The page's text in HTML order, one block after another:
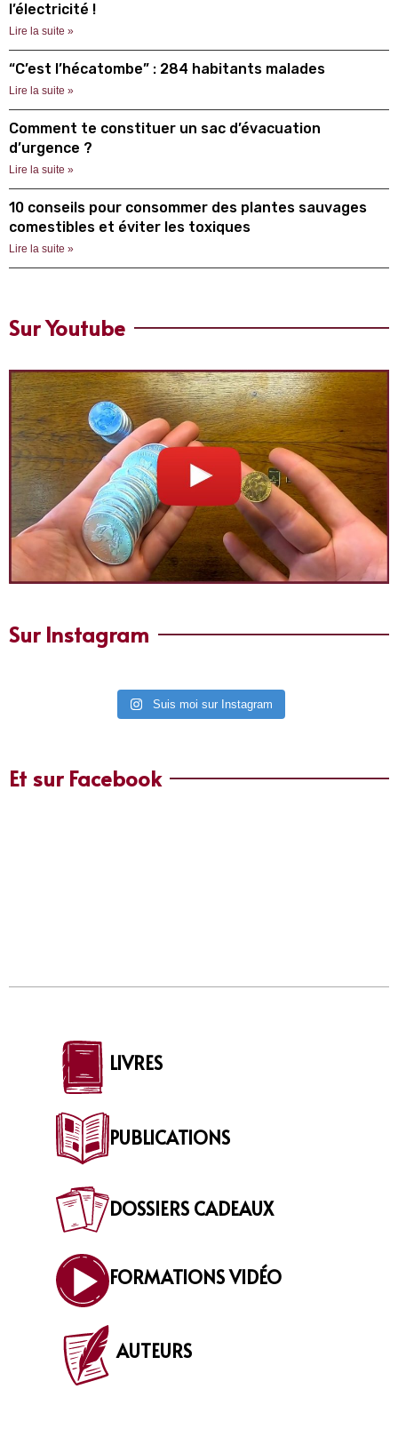
l’électricité !
Lire la suite »
“C’est l’hécatombe” : 284 habitants malades
Lire la suite »
Comment te constituer un sac d’évacuation
d’urgence ?
Lire la suite »
10 conseils pour consommer des plantes sauvages
comestibles et éviter les toxiques
Lire la suite »
Sur Youtube
Sur Instagram
Suis moi sur Instagram
Et sur Facebook
LIVRES
PUBLICATIONS
DOSSIERS CADEAUX
FORMATIONS VIDÉO
AUTEURS